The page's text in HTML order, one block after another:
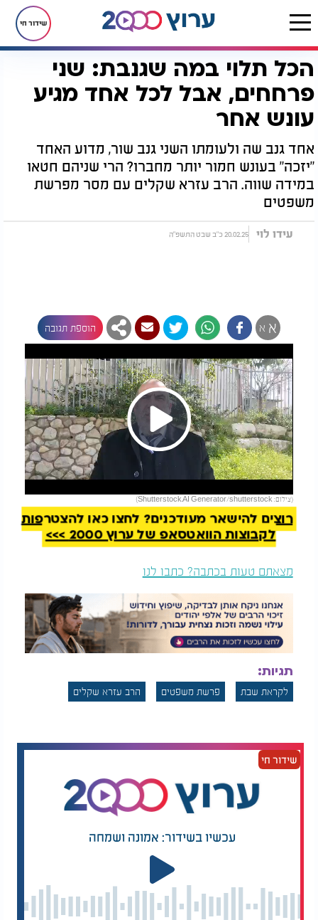
שידור חי
דף הבית יהדות לקראת שבת הכל תלוי במה שגנבת: שני פרחחים, אבל לכל אחד מגיע עונש אחר
הכל תלוי במה שגנבת: שני
פרחחים, אבל לכל אחד מגיע
עונש אחר
אחד גנב שה ולעומתו השני גנב שור, מדוע האחד
"יזכה" בעונש חמור יותר מחברו? הרי שניהם חטאו
במידה שווה. הרב עזרא שקלים עם מסר מפרשת
משפטים
עידו לוי 20.02.25 כ"ב שבט התשפ"ה
א א הוספת תגובה
Play
Video
(צילום: Shutterstock.AI Generator/shutterstock)
להמשך קריאה
רוצים להישאר מעודכנים? לחצו כאן להצטרפות
לקבוצות הוואטסאפ של ערוץ 2000 >>>
מצאתם טעות בכתבה? כתבו לנו
תגיות:
לקראת שבת פרשת משפטים הרב עזרא שקלים
שידור חי
עכשיו בשידור: אמונה ושמחה